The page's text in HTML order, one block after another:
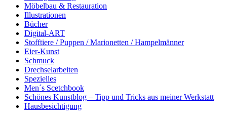
Möbelbau & Restauration
Illustrationen
Bücher
Digital-ART
Stofftiere / Puppen / Marionetten / Hampelmänner
Eier-Kunst
Schmuck
Drechselarbeiten
Spezielles
Men´s Scetchbook
Schönes Kunstblog – Tipp und Tricks aus meiner Werkstatt
Hausbesichtigung